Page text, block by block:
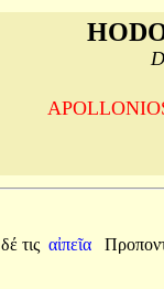
δέ τις αἰπεῖα